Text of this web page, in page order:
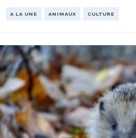
A LA UNE ANIMAUX CULTURE